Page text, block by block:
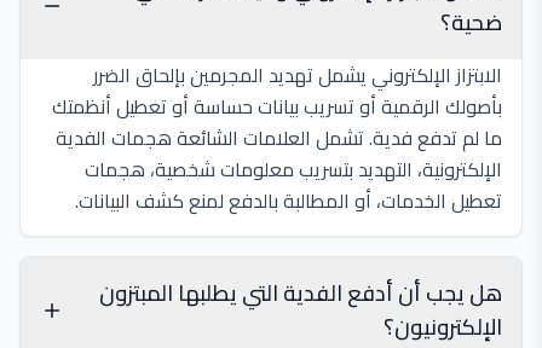
ضحية؟
الابتزاز الإلكتروني يشمل تهديد المجرمين بإلحاق الضرر
بأصولك الرقمية أو تسريب بيانات حساسة أو تعطيل أنظمتك
ما لم تدفع فدية. تشمل العلامات الشائعة هجمات الفدية
الإلكترونية، التهديد بتسريب معلومات شخصية، هجمات
تعطيل الخدمات، أو المطالبة بالدفع لمنع كشف البيانات.
هل يجب أن أدفع الفدية التي يطلبها المبتزون
الإلكترونيون؟